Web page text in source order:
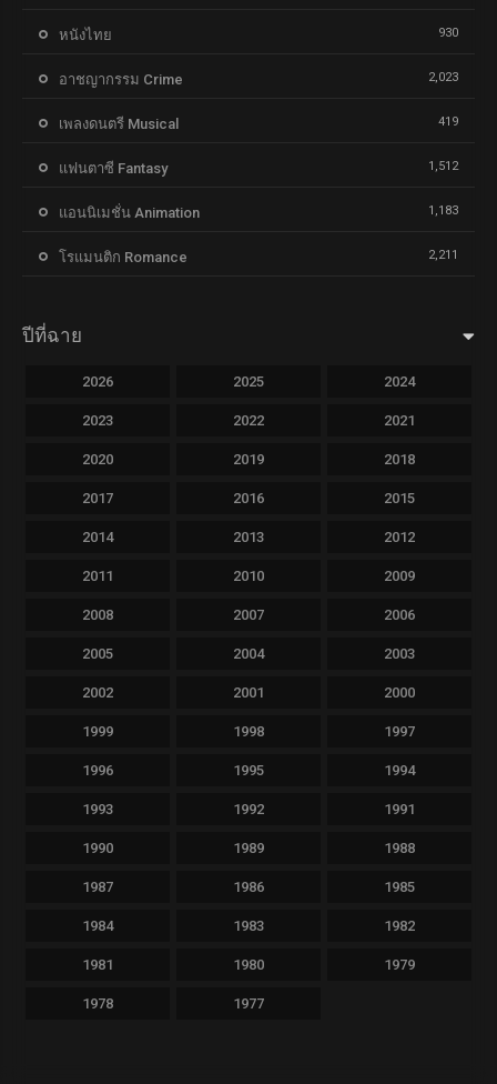
หนังไทย 930
อาชญากรรม Crime 2,023
เพลงดนตรี Musical 419
แฟนตาซี Fantasy 1,512
แอนนิเมชั่น Animation 1,183
โรแมนติก Romance 2,211
ปีที่ฉาย
2026 2025 2024
2023 2022 2021
2020 2019 2018
2017 2016 2015
2014 2013 2012
2011 2010 2009
2008 2007 2006
2005 2004 2003
2002 2001 2000
1999 1998 1997
1996 1995 1994
1993 1992 1991
1990 1989 1988
1987 1986 1985
1984 1983 1982
1981 1980 1979
1978 1977